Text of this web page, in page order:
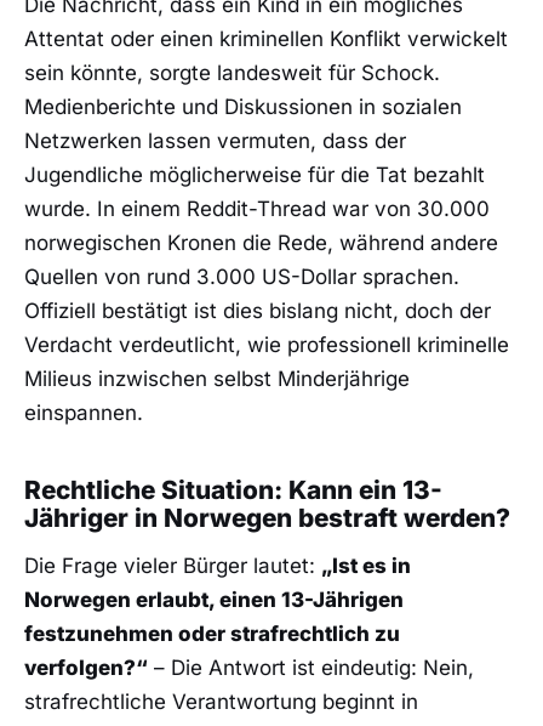
Die Nachricht, dass ein Kind in ein mögliches
Attentat oder einen kriminellen Konflikt verwickelt
sein könnte, sorgte landesweit für Schock.
Medienberichte und Diskussionen in sozialen
Netzwerken lassen vermuten, dass der
Jugendliche möglicherweise für die Tat bezahlt
wurde. In einem Reddit-Thread war von 30.000
norwegischen Kronen die Rede, während andere
Quellen von rund 3.000 US-Dollar sprachen.
Offiziell bestätigt ist dies bislang nicht, doch der
Verdacht verdeutlicht, wie professionell kriminelle
Milieus inzwischen selbst Minderjährige
einspannen.
Rechtliche Situation: Kann ein 13-
Jähriger in Norwegen bestraft werden?
Die Frage vieler Bürger lautet: „Ist es in
Norwegen erlaubt, einen 13-Jährigen
festzunehmen oder strafrechtlich zu
verfolgen?“ – Die Antwort ist eindeutig: Nein,
strafrechtliche Verantwortung beginnt in